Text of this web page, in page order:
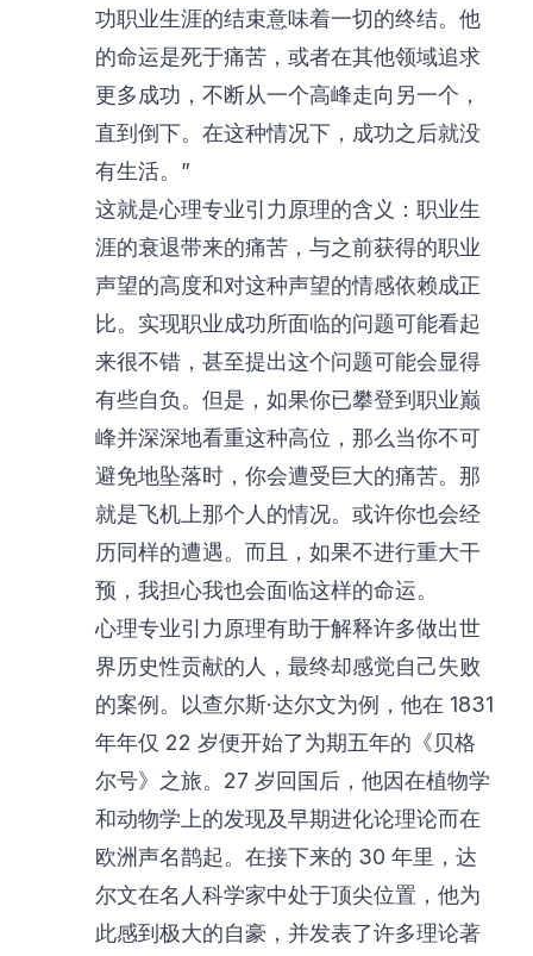
功职业生涯的结束意味着一切的终结。他
的命运是死于痛苦，或者在其他领域追求
更多成功，不断从一个高峰走向另一个，
直到倒下。在这种情况下，成功之后就没
有生活。”
这就是心理专业引力原理的含义：职业生
涯的衰退带来的痛苦，与之前获得的职业
声望的高度和对这种声望的情感依赖成正
比。实现职业成功所面临的问题可能看起
来很不错，甚至提出这个问题可能会显得
有些自负。但是，如果你已攀登到职业巅
峰并深深地看重这种高位，那么当你不可
避免地坠落时，你会遭受巨大的痛苦。那
就是飞机上那个人的情况。或许你也会经
历同样的遭遇。而且，如果不进行重大干
预，我担心我也会面临这样的命运。
心理专业引力原理有助于解释许多做出世
界历史性贡献的人，最终却感觉自己失败
的案例。以查尔斯·达尔文为例，他在 1831
年年仅 22 岁便开始了为期五年的《贝格
尔号》之旅。27 岁回国后，他因在植物学
和动物学上的发现及早期进化论理论而在
欧洲声名鹊起。在接下来的 30 年里，达
尔文在名人科学家中处于顶尖位置，他为
此感到极大的自豪，并发表了许多理论著